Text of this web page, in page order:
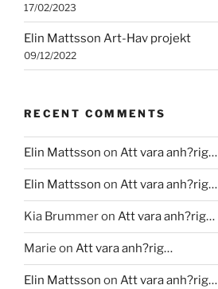
17/02/2023
Elin Mattsson Art-Hav projekt
09/12/2022
RECENT COMMENTS
Elin Mattsson on Att vara anh?rig…
Elin Mattsson on Att vara anh?rig…
Kia Brummeron Att vara anh?rig…
Marie on Att vara anh?rig…
Elin Mattsson on Att vara anh?rig…